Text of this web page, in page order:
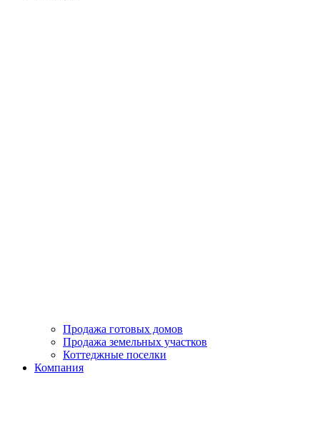
Продажа готовых домов
Продажа земельных участков
Коттеджные поселки
Компания